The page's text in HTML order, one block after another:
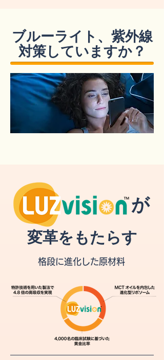
ブルーライト、紫外線
対策していますか？
が
変革をもたらす
格段に進化した原材料